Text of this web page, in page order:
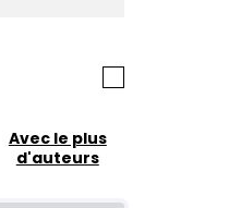
Avec le plus
d'auteurs